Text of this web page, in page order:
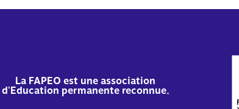
La FAPEO est une association
d'Education permanente reconnue.